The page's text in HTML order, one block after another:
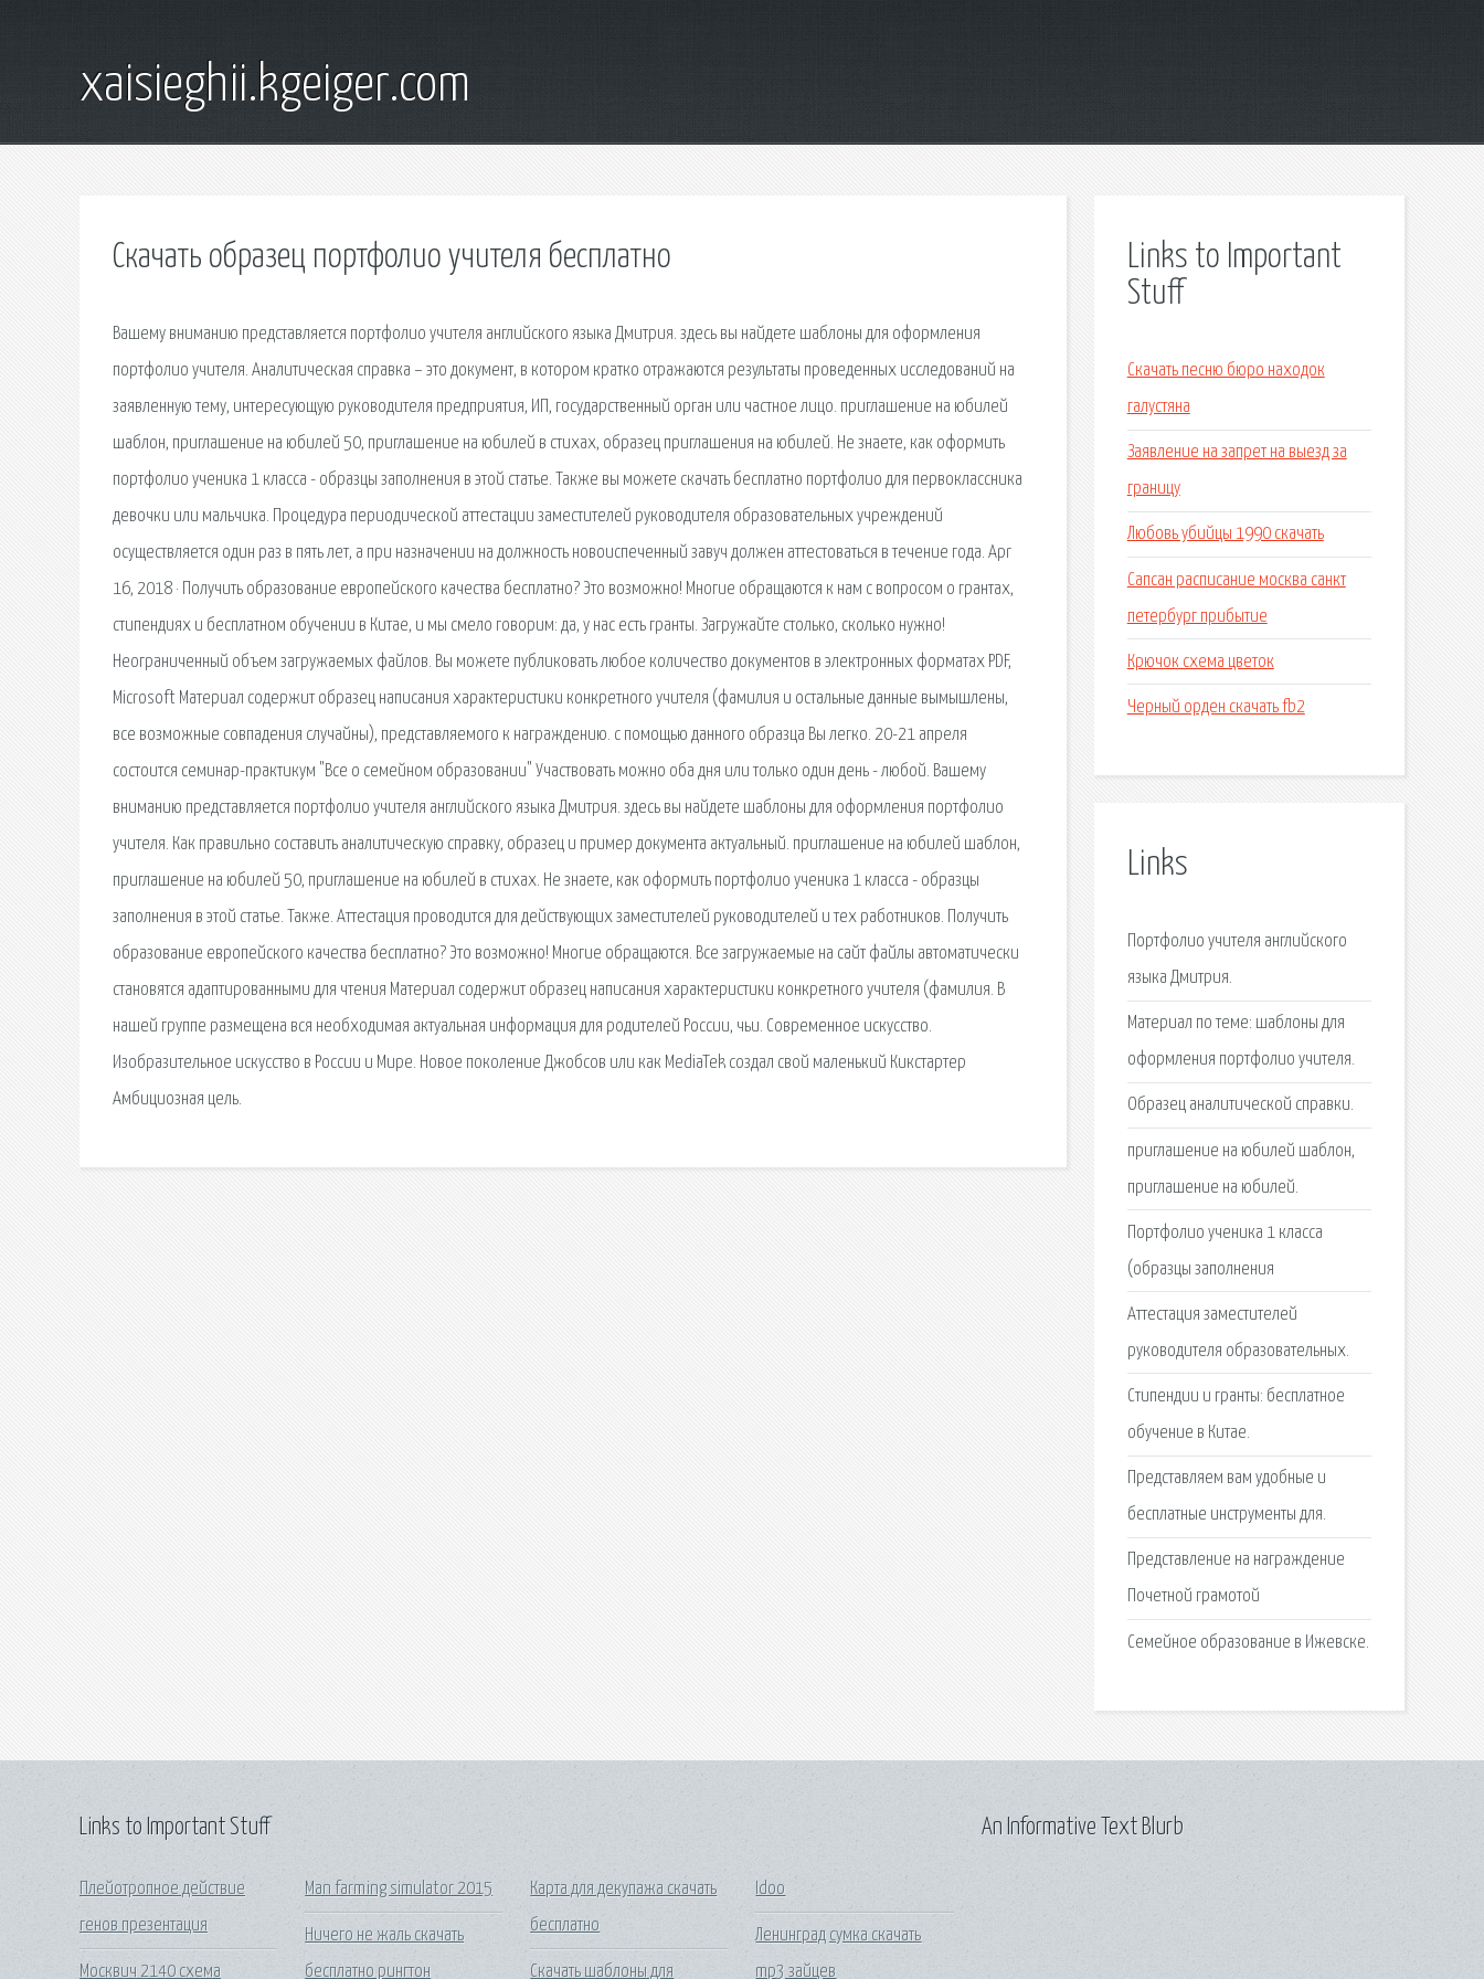
xaisieghii.kgeiger.com
Скачать образец портфолио учителя бесплатно
Вашему вниманию представляется портфолио учителя английского языка Дмитрия. здесь вы найдете шаблоны для оформления
портфолио учителя. Аналитическая справка – это документ, в котором кратко отражаются результаты проведенных исследований на
заявленную тему, интересующую руководителя предприятия, ИП, государственный орган или частное лицо. приглашение на юбилей
шаблон, приглашение на юбилей 50, приглашение на юбилей в стихах, образец приглашения на юбилей. Не знаете, как оформить
портфолио ученика 1 класса - образцы заполнения в этой статье. Также вы можете скачать бесплатно портфолио для первоклассника
девочки или мальчика. Процедура периодической аттестации заместителей руководителя образовательных учреждений
осуществляется один раз в пять лет, а при назначении на должность новоиспеченный завуч должен аттестоваться в течение года. Apr
16, 2018 · Получить образование европейского качества бесплатно? Это возможно! Многие обращаются к нам с вопросом о грантах,
стипендиях и бесплатном обучении в Китае, и мы смело говорим: да, у нас есть гранты. Загружайте столько, сколько нужно!
Неограниченный объем загружаемых файлов. Вы можете публиковать любое количество документов в электронных форматах PDF,
Microsoft Материал содержит образец написания характеристики конкретного учителя (фамилия и остальные данные вымышлены,
все возможные совпадения случайны), представляемого к награждению. c помощью данного образца Вы легко. 20-21 апреля
состоится семинар-практикум "Все о семейном образовании" Участвовать можно оба дня или только один день - любой. Вашему
вниманию представляется портфолио учителя английского языка Дмитрия. здесь вы найдете шаблоны для оформления портфолио
учителя. Как правильно составить аналитическую справку, образец и пример документа актуальный. приглашение на юбилей шаблон,
приглашение на юбилей 50, приглашение на юбилей в стихах. Не знаете, как оформить портфолио ученика 1 класса - образцы
заполнения в этой статье. Также. Аттестация проводится для действующих заместителей руководителей и тех работников. Получить
образование европейского качества бесплатно? Это возможно! Многие обращаются. Все загружаемые на сайт файлы автоматически
становятся адаптированными для чтения Материал содержит образец написания характеристики конкретного учителя (фамилия. В
нашей группе размещена вся необходимая актуальная информация для родителей России, чьи. Современное искусство.
Изобразительное искусство в России и Мире. Новое поколение Джобсов или как MediaTek создал свой маленький Кикстартер
Амбициозная цель.
Links to Important
Stuff
Скачать песню бюро находок
галустяна
Заявление на запрет на выезд за
границу
Любовь убийцы 1990 скачать
Сапсан расписание москва санкт
петербург прибытие
Крючок схема цветок
Черный орден скачать fb2
Links
Портфолио учителя английского
языка Дмитрия.
Материал по теме: шаблоны для
оформления портфолио учителя.
Образец аналитической справки.
приглашение на юбилей шаблон,
приглашение на юбилей.
Портфолио ученика 1 класса
(образцы заполнения
Аттестация заместителей
руководителя образовательных.
Стипендии и гранты: бесплатное
обучение в Китае.
Представляем вам удобные и
бесплатные инструменты для.
Представление на награждение
Почетной грамотой
Семейное образование в Ижевске.
Links to Important Stuff
Плейотропное действие
генов презентация
Москвич 2140 схема
Man farming simulator 2015
Ничего не жаль скачать
бесплатно рингтон
Карта для декупажа скачать
бесплатно
Скачать шаблоны для
Idoo
Ленинград сумка скачать
mp3 зайцев
An Informative Text Blurb